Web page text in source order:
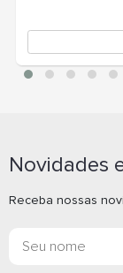
Novidades
Receba nossas